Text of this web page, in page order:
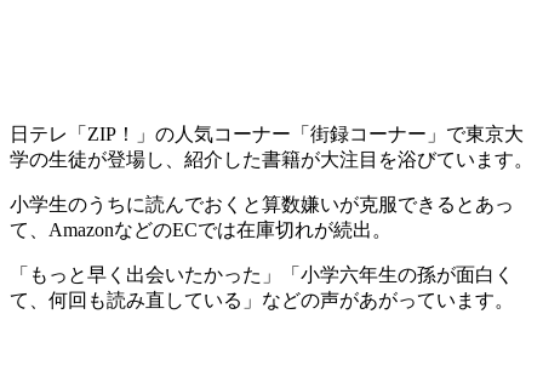
日テレ「ZIP！」の人気コーナー「街録コーナー」で東京大
学の生徒が登場し、紹介した書籍が大注目を浴びています。
小学生のうちに読んでおくと算数嫌いが克服できるとあっ
て、AmazonなどのECでは在庫切れが続出。
「もっと早く出会いたかった」「小学六年生の孫が面白く
て、何回も読み直している」などの声があがっています。